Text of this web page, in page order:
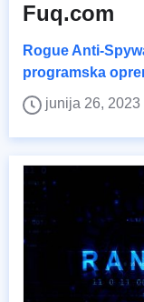
Fuq.com
Rogue Anti-
programska
junija 26, 2023